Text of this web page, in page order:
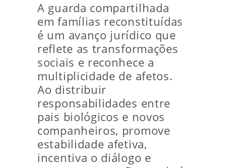
A guarda compartilhada
em famílias reconstituídas
é um avanço jurídico que
reflete as transformações
sociais e reconhece a
multiplicidade de afetos.
Ao distribuir
responsabilidades entre
pais biológicos e novos
companheiros, promove
estabilidade afetiva,
incentiva o diálogo e